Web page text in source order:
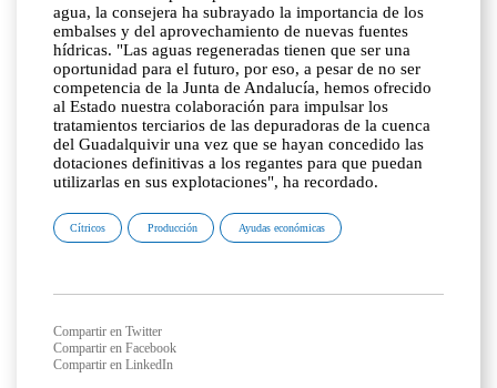
agua, la consejera ha subrayado la importancia de los
embalses y del aprovechamiento de nuevas fuentes
hídricas. "Las aguas regeneradas tienen que ser una
oportunidad para el futuro, por eso, a pesar de no ser
competencia de la Junta de Andalucía, hemos ofrecido
al Estado nuestra colaboración para impulsar los
tratamientos terciarios de las depuradoras de la cuenca
del Guadalquivir una vez que se hayan concedido las
dotaciones definitivas a los regantes para que puedan
utilizarlas en sus explotaciones", ha recordado.
Cítricos Producción Ayudas económicas
Compartir en Twitter
Compartir en Facebook
Compartir en LinkedIn